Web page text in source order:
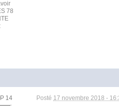
78
14 Posté 17 novembre 2018 -